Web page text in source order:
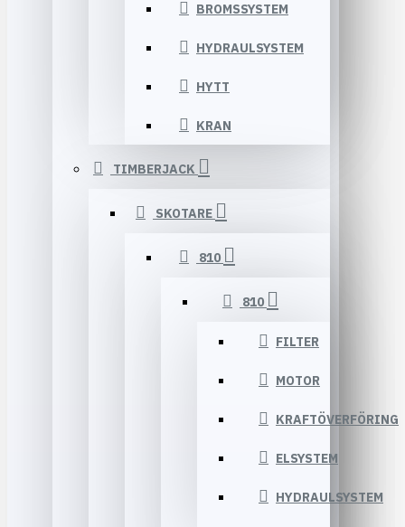
BROMSSYSTEM
HYDRAULSYSTEM
HYTT
KRAN
TIMBERJACK
SKOTARE
810
810
FILTER
MOTOR
KRAFTÖVERFÖRING
ELSYSTEM
HYDRAULSYSTEM